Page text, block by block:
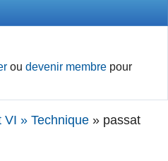
oudevenir membre pour
VI » Technique » passat